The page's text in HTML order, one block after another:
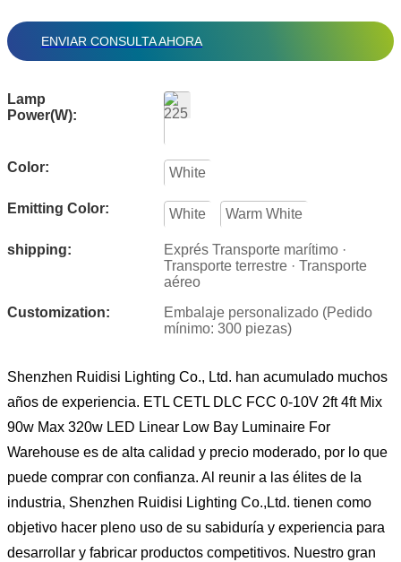
ENVIAR CONSULTA AHORA
Lamp
Power(W):
Color: White
Emitting Color: White Warm White
shipping:
Exprés Transporte marítimo ·
Transporte terrestre · Transporte
aéreo
Customization:
Embalaje personalizado (Pedido
mínimo: 300 piezas)
Shenzhen Ruidisi Lighting Co., Ltd. han acumulado muchos
años de experiencia. ETL CETL DLC FCC 0-10V 2ft 4ft Mix
90w Max 320w LED Linear Low Bay Luminaire For
Warehouse es de alta calidad y precio moderado, por lo que
puede comprar con confianza. Al reunir a las élites de la
industria, Shenzhen Ruidisi Lighting Co.,Ltd. tienen como
objetivo hacer pleno uso de su sabiduría y experiencia para
desarrollar y fabricar productos competitivos. Nuestro gran